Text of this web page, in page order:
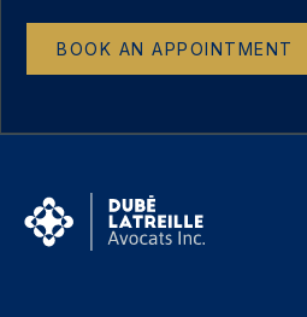
BOOK AN APPOINTMENT